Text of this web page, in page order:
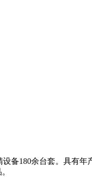
备180余台套。具有年